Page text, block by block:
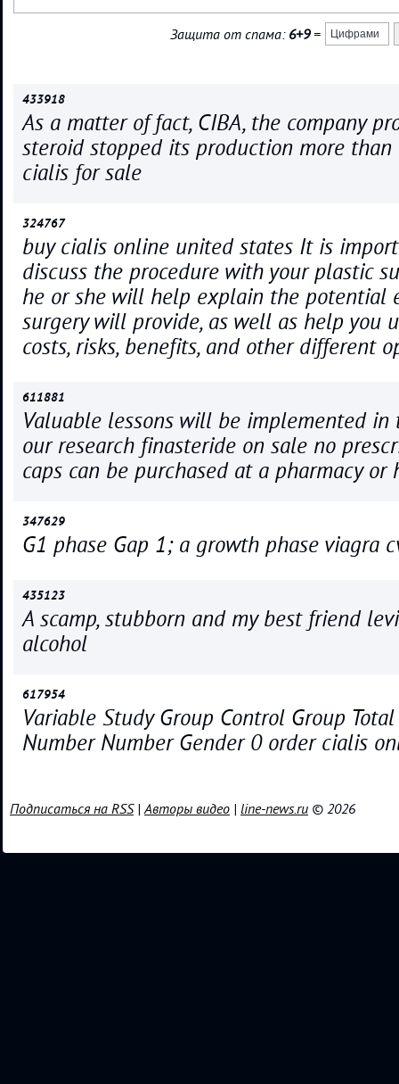
Защита от спама: 6+9=
433918
As a matter of fact, CIBA, the company
steroid stopped its production more than
cialis for sale
324767
buy cialis online united states It is
discuss the procedure with your plastic
he or she will help explain the potential
surgery will provide, as well as help you
costs, risks, benefits, and other different
611881
Valuable lessons will be implemented in
our research finasteride on sale no
caps can be purchased at a pharmacy or
347629
G1 phase Gap 1; a growth phase viagra
435123
A scamp, stubborn and my best friend
alcohol
617954
Variable Study Group Control Group
Number Number Gender 0 order cialis
Подписаться на RSS|Авторы видео | line-news.ru © 2026